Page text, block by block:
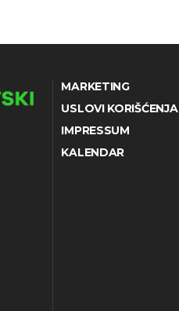
MARKETING
USLOVI KORIŠĆENJA
IMPRESSUM
KALENDAR